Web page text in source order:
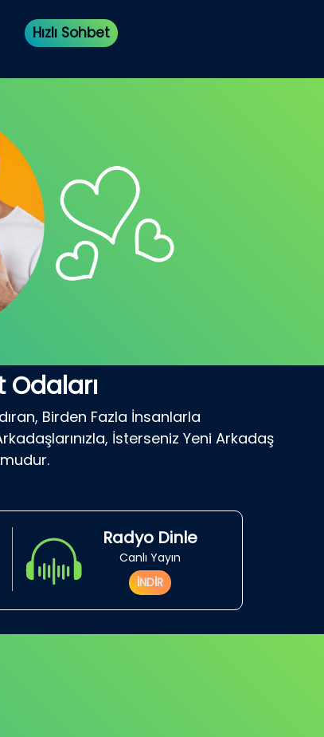
Hızlı Sohbet
Birden Fazla İnsanlarla
İsterseniz Yeni Arkadaş
Radyo Dinle
Canlı Yayın
İNDİR